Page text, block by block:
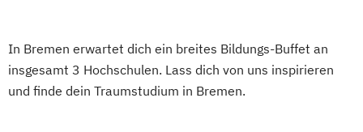
In Bremen erwartet dich ein breites Bildungs-Buffet an
insgesamt 3 Hochschulen. Lass dich von uns inspirieren
und finde dein Traumstudium in Bremen.